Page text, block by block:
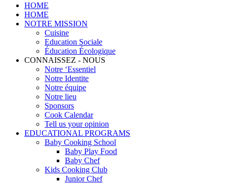
HOME
HOME
NOTRE MISSION
Cuisine
Education Sociale
Éducation Écologique
CONNAISSEZ - NOUS
Notre ‘Essentiel
Notre Identite
Notre équipe
Notre lieu
Sponsors
Cook Calendar
Tell us your opinion
EDUCATIONAL PROGRAMS
Baby Cooking School
Baby Play Food
Baby Chef
Kids Cooking Club
Junior Chef